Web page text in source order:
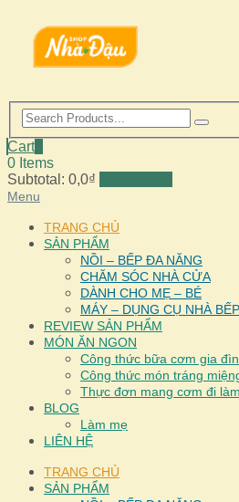
Cart
0 Items
Subtotal: 0,0₫
Menu
TRANG CHỦ
SẢN PHẨM
NỒI – BẾP ĐA NĂNG
CHĂM SÓC NHÀ CỬA
DÀNH CHO MẸ – BÉ
MÁY – DỤNG CỤ NHÀ
REVIEW SẢN PHẨM
MÓN ĂN NGON
Công thức bữa cơm gia
Công thức món tráng
Thực đơn mang cơm đi làm
BLOG
Làm mẹ
LIÊN HỆ
TRANG CHỦ
SẢN PHẨM